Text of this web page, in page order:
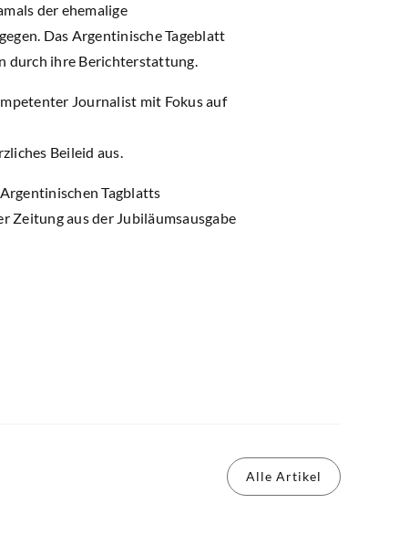
der ehemalige
Das Argentinische Tageblatt
durch ihre Berichterstattung.
Journalist mit Fokus auf
Beileid aus.
Tagblatts
Zeitung aus der Jubiläumsausgabe
Alle Artikel